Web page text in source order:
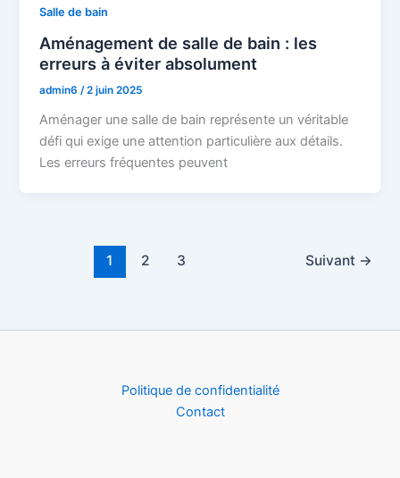
Salle de bain
Aménagement de salle de bain : les
erreurs à éviter absolument
admin6/2 juin 2025
Aménager une salle de bain représente un véritable
défi qui exige une attention particulière aux détails.
Les erreurs fréquentes peuvent
1 2 3 Suivant →
Politique de confidentialité
Contact